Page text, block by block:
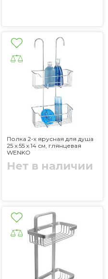
Полка 2-х ярусная для душа
25 x 55 x 14 см, глянцевая
WENKO
Нет в наличии